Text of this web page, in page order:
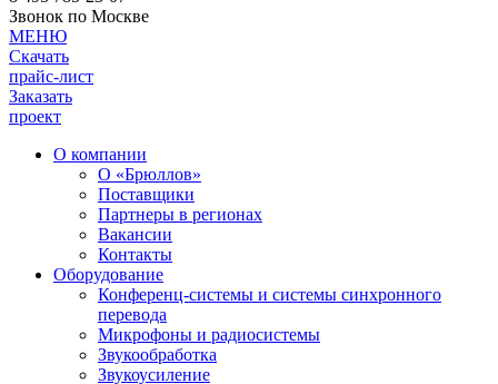
Звонок по Москве
МЕНЮ
Скачать
прайс-лист
Заказать
проект
О компании
О «Брюллов»
Поставщики
Партнеры в регионах
Вакансии
Контакты
Оборудование
Конференц-системы и системы синхронного
перевода
Микрофоны и радиосистемы
Звукообработка
Звукоусиление